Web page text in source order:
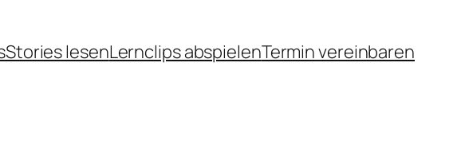
Stories lesenLernclips abspielenTermin vereinbaren